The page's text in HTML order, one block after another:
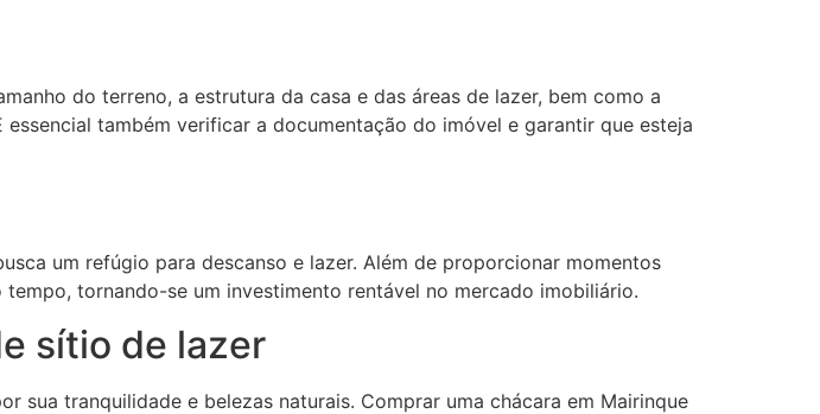
do terreno, a estrutura da casa e das áreas de lazer, bem como a
também verificar a documentação do imóvel e garantir que esteja
um refúgio para descanso e lazer. Além de proporcionar momentos
tornando-se um investimento rentável no mercado imobiliário.
sítio de lazer
sua tranquilidade e belezas naturais. Comprar uma chácara em Mairinque